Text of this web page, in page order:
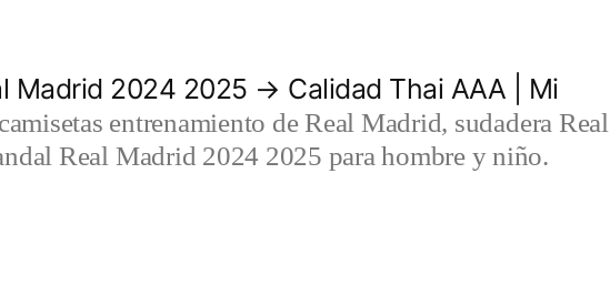
Madrid 2024 2025 → Calidad Thai AAA | Mi
entrenamiento de Real Madrid, sudadera Real
Real Madrid 2024 2025 para hombre y niño.